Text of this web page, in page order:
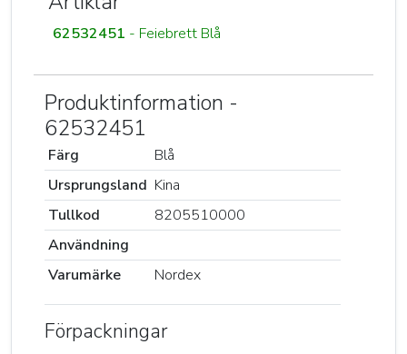
62532451 - Feiebrett Blå
Produktinformation -
62532451
Färg
Blå
Ursprungsland Kina
Tullkod
8205510000
Användning
Varumärke
Nordex
Förpackningar